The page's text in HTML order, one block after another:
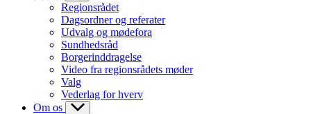
Regionsrådet
Dagsordner og referater
Udvalg og mødefora
Sundhedsråd
Borgerinddragelse
Video fra regionsrådets møder
Valg
Vederlag for hverv
Om os